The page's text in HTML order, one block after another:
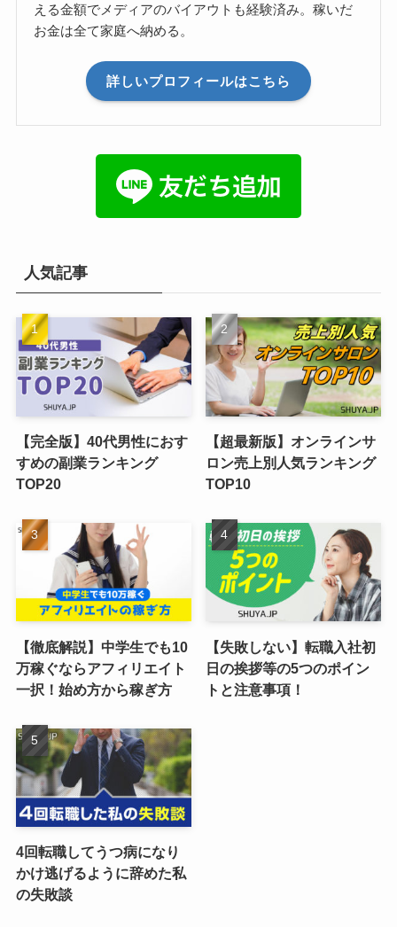
える金額でメディアのバイアウトも経験済み。稼いだ
お金は全て家庭へ納める。
詳しいプロフィールはこちら
人気記事
【完全版】40代男性におす
すめの副業ランキング
TOP20
【超最新版】オンラインサ
ロン売上別人気ランキング
TOP10
【徹底解説】中学生でも10
万稼ぐならアフィリエイト
一択！始め方から稼ぎ方
【失敗しない】転職入社初
日の挨拶等の5つのポイン
トと注意事項！
4回転職してうつ病になり
かけ逃げるように辞めた私
の失敗談